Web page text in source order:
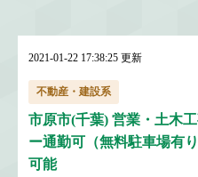
2021-01-22 17:38:25 更新
不動産・建設系
市原市(千葉) 営業・土木
ー通勤可（無料駐車場有
可能